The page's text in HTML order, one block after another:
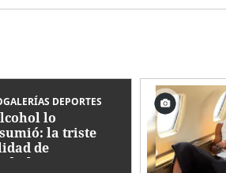
DEPORTES
lo
la triste
de
con